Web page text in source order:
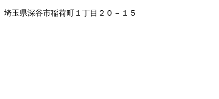
埼玉県深谷市稲荷町１丁目２０－１５